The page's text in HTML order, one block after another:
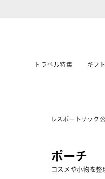
トラベル特集 ギフト
レスポートサック
ポーチ
コスメや小物を